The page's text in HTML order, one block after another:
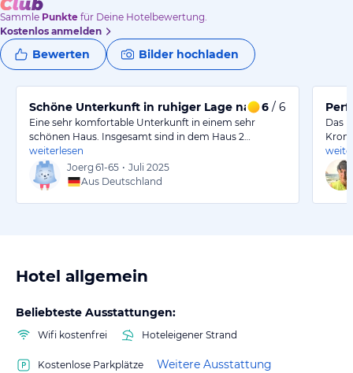
Sammle Punkte für Deine Hotelbewertung.
Kostenlos anmelden
Bewerten Bilder hochladen
Schöne Unterkunft in ruhiger Lage nahe der
6 / 6
Eine sehr komfortable Unterkunft in einem sehr
schönen Haus. Insgesamt sind in dem Haus 2…
weiterlesen
Joerg 61-65 • Juli 2025
Aus Deutschland
Das
Hotel allgemein
Beliebteste Ausstattungen:
Wifi kostenfrei Hoteleigener Strand
Kostenlose Parkplätze Weitere Ausstattung